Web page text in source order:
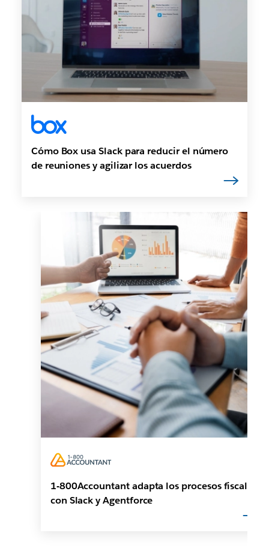
Cómo Box usa Slack para reducir el número
de reuniones y agilizar los acuerdos
1-800Accountant adapta los procesos fiscales
con Slack y Agentforce